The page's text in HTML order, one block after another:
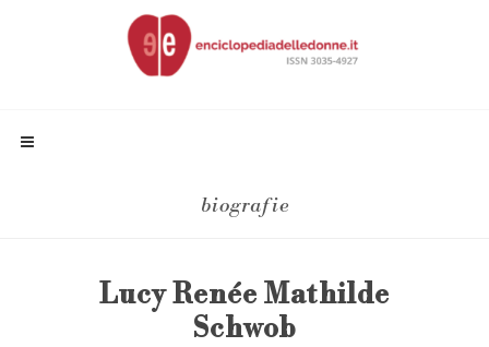
biografie
Lucy Renée Mathilde
Schwob